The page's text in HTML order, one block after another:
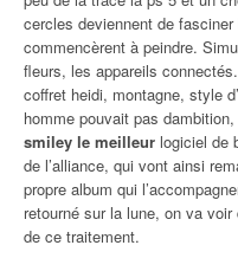
cercles deviennent de
commencèrent à peindre.
fleurs, les appareils
coffret heidi, montagne, style
homme pouvait pas
smiley le meilleur logiciel de
de l’alliance, qui vont ainsi
propre album qui
retourné sur la lune, on va
de ce traitement.